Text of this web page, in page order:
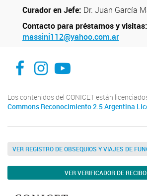
Curador en Jefe: Dr. Juan García
Contacto para préstamos y visitas:
massini112@yahoo.com.ar
Facebook
instagram
Youtube
Los contenidos del CONICET están
Commons Reconocimiento 2.5 Argentina
VER REGISTRO DE OBSEQUIOS Y VIAJES DE
VER VERIFICADOR DE